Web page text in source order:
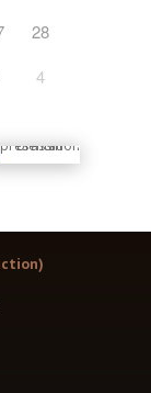
28
4